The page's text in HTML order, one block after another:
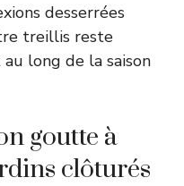
desserrées
treillis reste
long de la saison
goutte à
clôturés